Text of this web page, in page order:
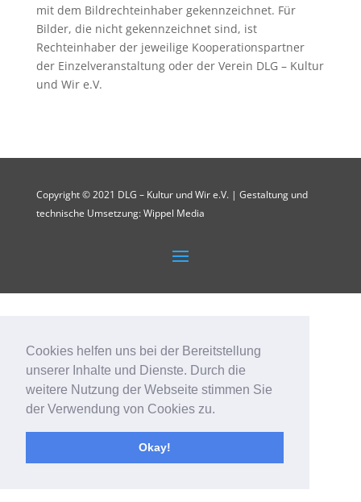
Cookies helfen uns bei der Bereitstellung
unserer Inhalte und Dienste. Durch die
weitere Nutzung der Webseite stimmen Sie
der Verwendung von Cookies zu.
Okay!
mit dem Bildrechteinhaber gekennzeichnet. Für
Bilder, die nicht gekennzeichnet sind, ist
Rechteinhaber der jeweilige Kooperationspartner
der Einzelveranstaltung oder der Verein DLG – Kultur
und Wir e.V.
Copyright © 2021 DLG – Kultur und Wir e.V. | Gestaltung und
technische Umsetzung: Wippel Media